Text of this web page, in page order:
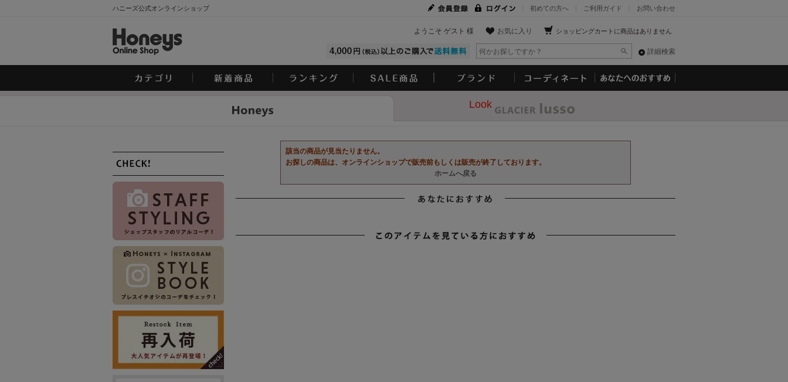
ハニーズ公式オンラインショップ お問い合わせ
ご利用ガイド
初めての方へ
ショッピングカートに商品はありません
お気に入り
ようこそ ゲスト 様
詳細検索
Look
該当の商品が見当たりません。
お探しの商品は、オンラインショップで販売前もしくは販売が終了しております。
ホームへ戻る